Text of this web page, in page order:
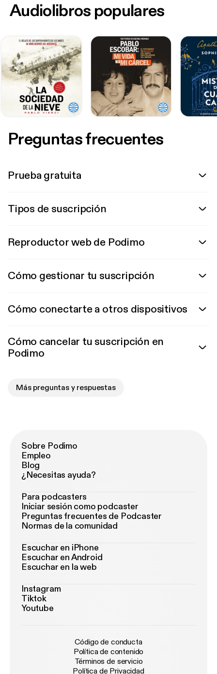
Audiolibros populares
Preguntas frecuentes
Prueba gratuita
Tipos de suscripción
Reproductor web de Podimo
Cómo gestionar tu suscripción
Cómo conectarte a otros dispositivos
Cómo cancelar tu suscripción en
Podimo
Más preguntas y respuestas
Sobre Podimo
Empleo
Blog
¿Necesitas ayuda?
Para podcasters
Iniciar sesión como podcaster
Preguntas frecuentes de Podcaster
Normas de la comunidad
Escuchar en iPhone
Escuchar en Android
Escuchar en la web
Instagram
Tiktok
Youtube
Código de conducta
Política de contenido
Términos de servicio
Política de Privacidad